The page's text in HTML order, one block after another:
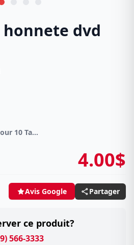
dvd
DVD Spécial 4 pour 10 Taxes incluses sur -4.00$
4.00$
Avis Google Partager
ce produit?
566-3333